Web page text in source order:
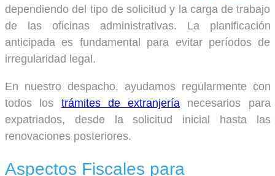
dependiendo del tipo de solicitud y la carga de trabajo
de las oficinas administrativas. La planificación
anticipada es fundamental para evitar períodos de
irregularidad legal.
En nuestro despacho, ayudamos regularmente con
todos los trámites de extranjería necesarios para
expatriados, desde la solicitud inicial hasta las
renovaciones posteriores.
Aspectos Fiscales para